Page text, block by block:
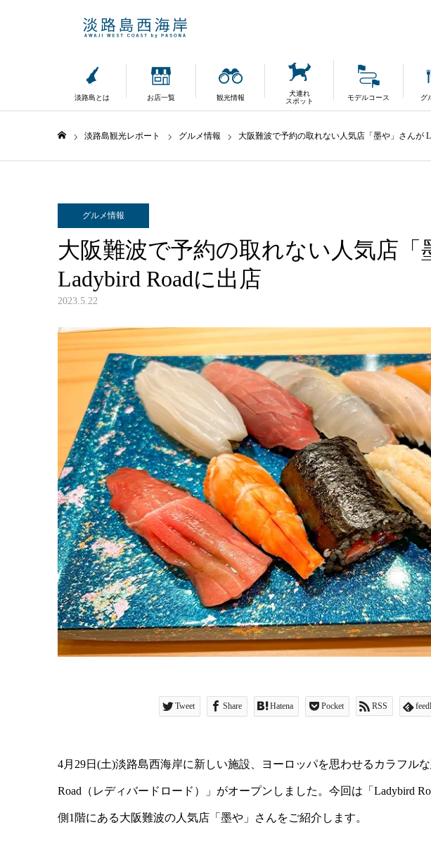
淡路島とは お店一覧 観光情報
犬連れ
スポット
モデルコース グ
淡路島観光レポート グルメ情報 大阪難波で予約の取れない人気店「墨や」さんが
グルメ情報
大阪難波で予約の取れない人気店「
Ladybird Roadに出店
2023.5.22
Tweet Share Hatena Pocket RSS
4月29日(土)淡路島西海岸に新しい施設、ヨーロッパを思わせるカラフル
Road（レディバードロード）」がオープンしました。今回は「Ladybird
側1階にある大阪難波の人気店「墨や」さんをご紹介します。